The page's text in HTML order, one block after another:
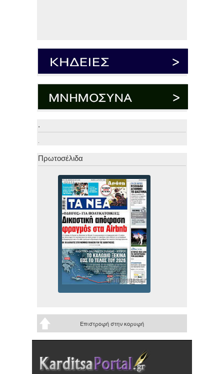
.
.
Πρωτοσέλιδα
Επιστροφή στην κορυφή